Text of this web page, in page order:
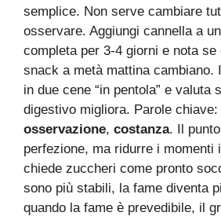
semplice. Non serve cambiare
osservare. Aggiungi cannella a
completa per 3-4 giorni e nota
snack a metà mattina cambiano.
in due cene “in pentola” e valuta
digestivo migliora. Parole chiave:
osservazione, costanza. Il
perfezione, ma ridurre i momenti
chiede zuccheri come pronto
sono più stabili, la fame diventa
quando la fame è prevedibile, il